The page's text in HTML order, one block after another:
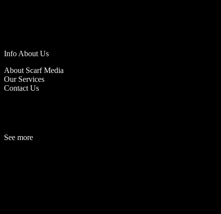
Info About Us
About Scarf Media
Our Services
Contact Us
See more